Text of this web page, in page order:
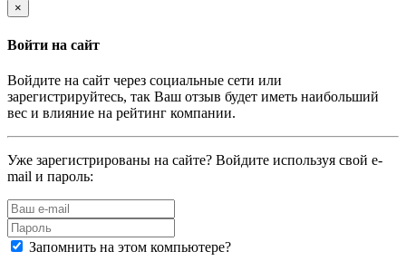
×
Войти на сайт
Войдите на сайт через социальные сети или
зарегистрируйтесь, так Ваш отзыв будет иметь наибольший
вес и влияние на рейтинг компании.
Уже зарегистрированы на сайте? Войдите используя свой e-
mail и пароль:
Запомнить на этом компьютере?